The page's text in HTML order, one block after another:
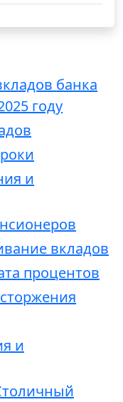
банка
году
и
вкладов
процентов
и